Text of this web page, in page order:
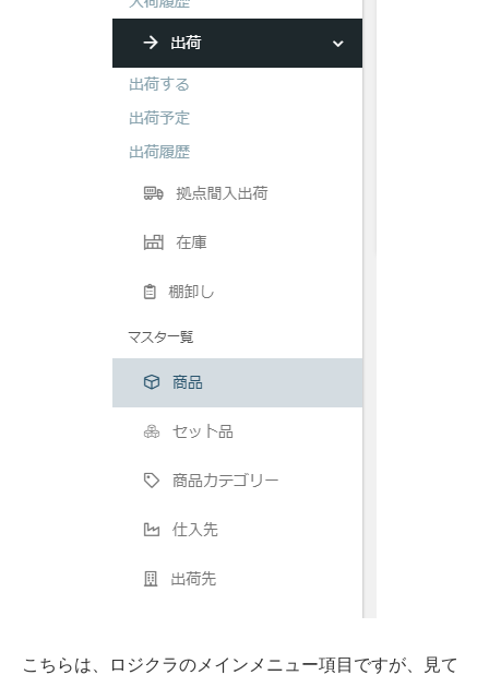
こちらは、ロジクラのメインメニュー項目ですが、見て